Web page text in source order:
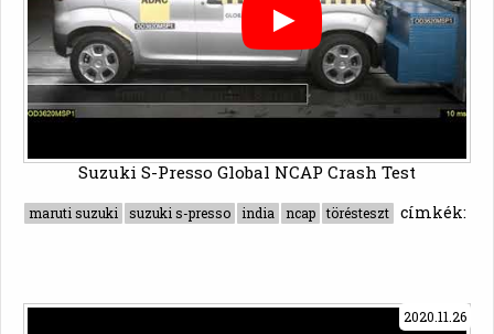
Suzuki S-Presso Global NCAP Crash Test
címkék:
maruti suzuki suzuki s-presso india ncap törésteszt
2020.11.26